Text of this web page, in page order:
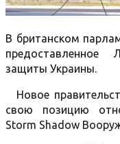
В британском
предоставленное
защиты Украины.
Новое
свою позицию
Storm Shadow